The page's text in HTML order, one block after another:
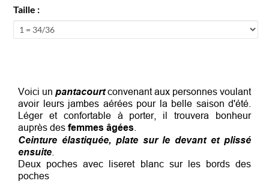
Taille :
Voici un pantacourtconvenant aux personnes voulant
avoir leurs jambes aérées pour la belle saison d'été.
Léger et confortable à porter, il trouvera bonheur
auprès des femmes âgées
Ceinture élastiquée, plate sur le devant et plissé
ensuite
Deux poches avec liseret blanc sur les bords des
poches